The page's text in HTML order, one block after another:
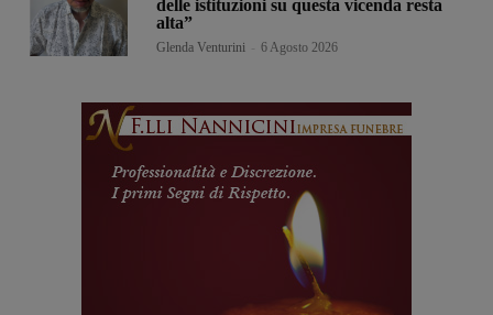
delle istituzioni su questa vicenda resta
alta”
Glenda Venturini 6 Agosto 2026